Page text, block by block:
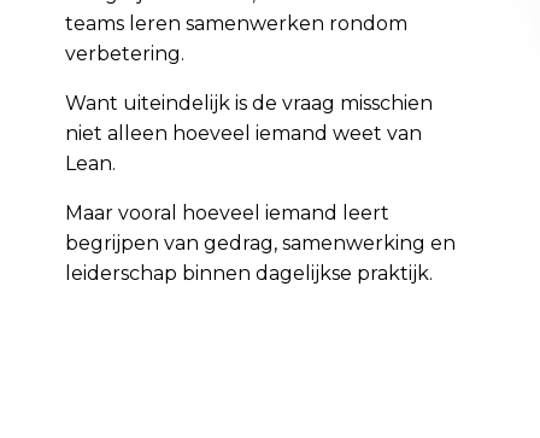
teams leren samenwerken rondom
verbetering.
Want uiteindelijk is de vraag misschien
niet alleen hoeveel iemand weet van
Lean.
Maar vooral hoeveel iemand leert
begrijpen van gedrag, samenwerking en
leiderschap binnen dagelijkse praktijk.